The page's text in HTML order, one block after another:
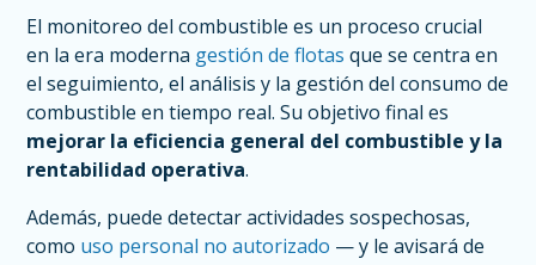
El monitoreo del combustible es un proceso crucial
en la era moderna gestión de flotas que se centra en
el seguimiento, el análisis y la gestión del consumo de
combustible en tiempo real. Su objetivo final es
mejorar la eficiencia general del combustible y la
rentabilidad operativa.
Además, puede detectar actividades sospechosas,
como uso personal no autorizado — y le avisará de